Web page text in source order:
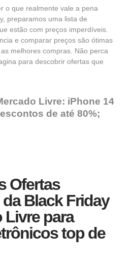
o que realmente vale a pena
preparamos uma lista de
estão com preços imperdíveis.
e comparar preços são ótimas
melhores compras. Não perca
para descobrir ofertas que
Livre: iPhone 14
de até 80%;
Ofertas
Black Friday
Livre para
top de